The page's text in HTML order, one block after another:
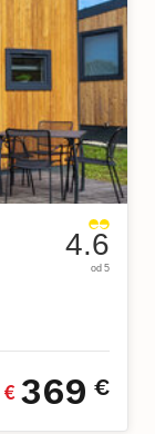
4.6
od 5
€ 369 €